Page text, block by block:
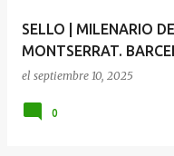
SELLO | MILENARIO
MONTSERRAT.
el septiembre 10, 2025
0